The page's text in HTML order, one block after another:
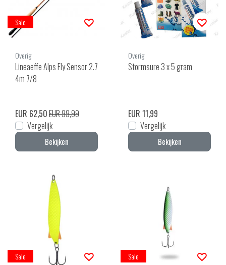
Sale
Overig
Lineaeffe Alps Fly Sensor 2.7
4m 7/8
EUR 62,50EUR 99,99
Vergelijk
Bekijken
Overig
Stormsure 3 x 5 gram
EUR 11,99
Vergelijk
Bekijken
Sale Sale